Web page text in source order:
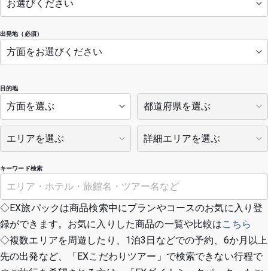
出発地（必須）
目的地
キーワード検索
◇EX旅パックは商品検索中にプランやコースのお気に入り登
録ができます。お気に入りした商品の一覧や比較はこちら
◇複数エリアを周遊したり、1泊3日などでの予約、6か月以上
先の出発など、「EXこだわりツアー」で検索できない行程で